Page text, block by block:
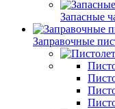
Запасные
Заправочные